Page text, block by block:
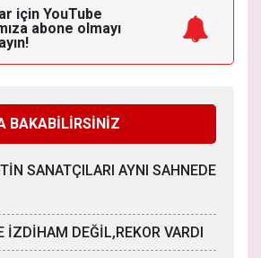
için YouTube
abone olmayı
BAKABİLİRSİNİZ
SANATÇILARI AYNI SAHNEDE
İZDİHAM DEĞİL,REKOR VARDI